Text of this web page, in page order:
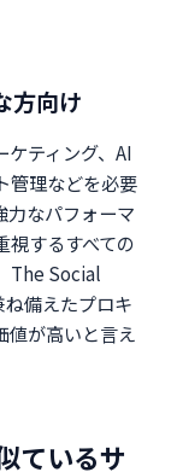
方向け
ティング、AI
管理などを必要
力なパフォーマ
視するすべての
The Social
備えたプロキ
値が高いと言え
ているサ